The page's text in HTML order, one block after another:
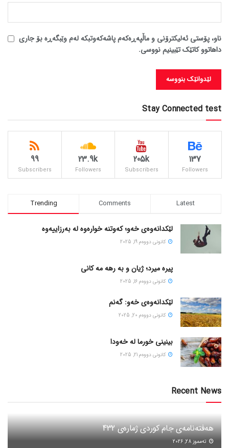
ناو، پۆستی ئەلیکترۆنی و ماڵپەڕەکەم پاشەکەوتبکە لەم وێبگەڕە بۆ جاری
داهاتوو کاتێک تێبینیم نووسی.
Stay Connected test
137
Followers
205k
Subscribers
23.9k
Followers
99
Subscribers
Trending Comments Latest
لێکدانەوەی خەو؛ کەوتنە خوارەوە لە بەرزاییەوە
كانونی دووه‌م 19, 2025
پیره میرد؛ ژیان و به رهه مه کانی
كانونی دووه‌م 16, 2025
لێکدانەوەی خەو: گەنم
كانونی دووه‌م 20, 2025
بینینی خورما لە خەودا
كانونی دووه‌م 21, 2025
Recent News
هەفتەنامەی جام کوردی ژمارەی 432
ته‌مموز 28, 2026